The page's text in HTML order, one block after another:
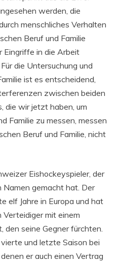
werden, die
menschliches Verhalten
Beruf und Familie
Eingriffe in die Arbeit
die Untersuchung und
ist es entscheidend,
zwischen beiden
die wir jetzt haben, um
Familie zu messen, messen
Beruf und Familie, nicht
Eishockeyspieler, der
Namen gemacht hat. Der
elf Jahre in Europa und hat
Verteidiger mit einem
den seine Gegner fürchten.
und letzte Saison bei
er auch einen Vertrag